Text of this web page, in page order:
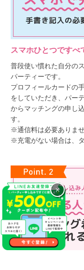
スマホひとつですべ
普段使い慣れた自分の
パーティーです。
プロフィールカードの
をしていただき、パー
からマッチングの申し
す。
※通信料は必要ありま
※充電がない場合は、
×